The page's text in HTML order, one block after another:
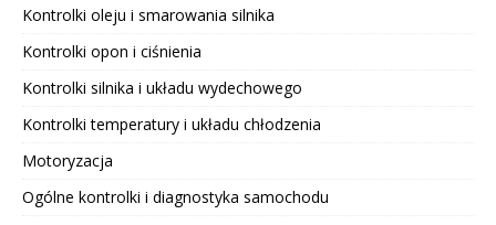
Kontrolki oleju i smarowania silnika
Kontrolki opon i ciśnienia
Kontrolki silnika i układu wydechowego
Kontrolki temperatury i układu chłodzenia
Motoryzacja
Ogólne kontrolki i diagnostyka samochodu